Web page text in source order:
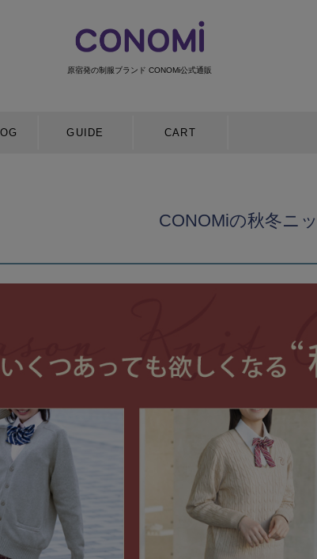
原宿発の制服ブランド CONOMi公式通販
GUIDE CART
CONOMiの秋冬ニ